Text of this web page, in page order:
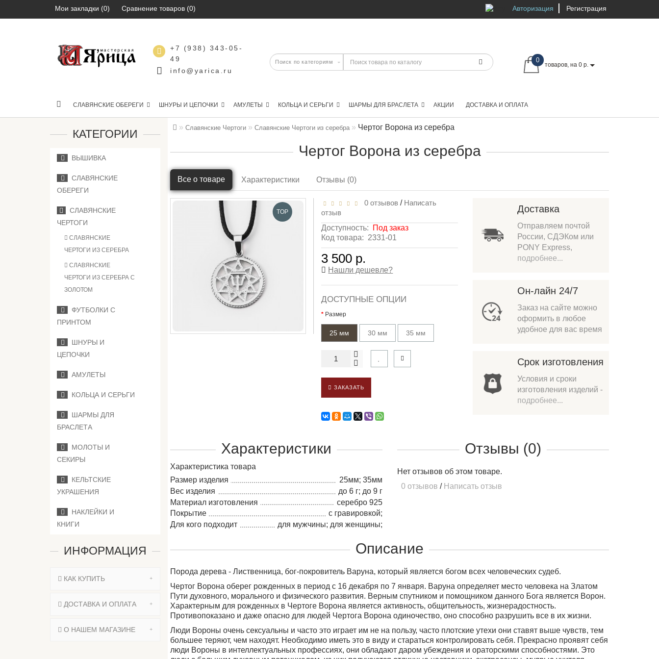
Мои закладки (0) Сравнение товаров (0) Авторизация Регистрация
+7 (938) 343-05-
49
info@yarica.ru
0
товаров, на 0 р.
СЛАВЯНСКИЕ ОБЕРЕГИ ШНУРЫ И ЦЕПОЧКИ АМУЛЕТЫ КОЛЬЦА И СЕРЬГИ ШАРМЫ ДЛЯ БРАСЛЕТА АКЦИИ ДОСТАВКА И ОПЛАТА
КАТЕГОРИИ
ВЫШИВКА
СЛАВЯНСКИЕ
ОБЕРЕГИ
СЛАВЯНСКИЕ
ЧЕРТОГИ
СЛАВЯНСКИЕ
ЧЕРТОГИ ИЗ СЕРЕБРА
СЛАВЯНСКИЕ
ЧЕРТОГИ ИЗ СЕРЕБРА С
ЗОЛОТОМ
ФУТБОЛКИ С
ПРИНТОМ
ШНУРЫ И
ЦЕПОЧКИ
АМУЛЕТЫ
КОЛЬЦА И СЕРЬГИ
ШАРМЫ ДЛЯ
БРАСЛЕТА
МОЛОТЫ И
СЕКИРЫ
КЕЛЬТСКИЕ
УКРАШЕНИЯ
НАКЛЕЙКИ И
КНИГИ
ИНФОРМАЦИЯ
КАК КУПИТЬ
ДОСТАВКА И ОПЛАТА
О НАШЕМ МАГАЗИНЕ
Славянские Чертоги Славянские Чертоги из серебра Чертог Ворона из серебра
Чертог Ворона из серебра
Все о товаре Характеристики Отзывы (0)
TOP
0 отзывов / Написать
отзыв
Доступность: Под заказ
Код товара: 2331-01
3 500 р.
Нашли дешевле?
ДОСТУПНЫЕ ОПЦИИ
Размер
25 мм 30 мм 35 мм
ЗАКАЗАТЬ
Доставка
Отправляем почтой
России, СДЭКом или
PONY Express,
подробнее...
Он-лайн 24/7
Заказ на сайте можно
оформить в любое
удобное для вас время
Срок изготовления
Условия и сроки
изготовления изделий -
подробнее...
Характеристики
Характеристика товара
Размер изделия
25мм; 35мм
Вес изделия
до 6 г; до 9 г
Материал изготовления
серебро 925
Покрытие
с гравировкой;
Для кого подходит
для мужчины; для женщины;
Отзывы (0)
Нет отзывов об этом товаре.
0 отзывов / Написать отзыв
Описание
Порода дерева - Лиственница, бог-покровитель Варуна, который является богом всех человеческих судеб.
Чертог Ворона оберег рожденных в период с 16 декабря по 7 января. Варуна определяет место человека на Златом
Пути духовного, морального и физического развития. Верным спутником и помощником данного Бога является Ворон.
Характерным для рожденных в Чертоге Ворона является активность, общительность, жизнерадостность.
Противопоказано и даже опасно для людей Чертога Ворона одиночество, оно способно разрушить все в их жизни.
Люди Вороны очень сексуальны и часто это играет им не на пользу, часто плотские утехи они ставят выше чувств, тем
большее теряют, чем находят. Необходимо иметь это в виду и стараться контролировать себя. Прекрасно проявят себя
люди Вороны в интеллектуальных профессиях, они обладают даром убеждения и ораторскими способностями. Это